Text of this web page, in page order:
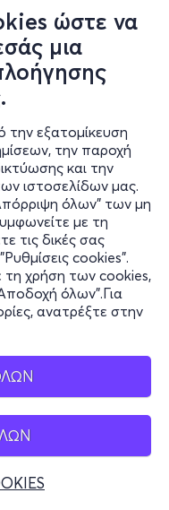
ώστε να
μια
εξατομίκευση
την παροχή
και την
ιστοσελίδων μας.
όλων" των μη
με τη
τις δικές σας
cookies".
τη χρήση των cookies,
όλων".Για
ανατρέξτε στην
17
Αττική
Χρόνος